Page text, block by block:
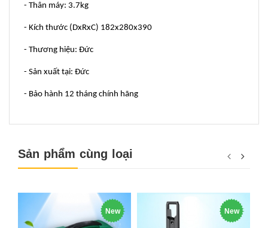
- Thân máy: 3.7kg
- Kích thước (DxRxC) 182x280x390
- Thương hiệu: Đức
- Sản xuất tại: Đức
- Bảo hành 12 tháng chính hãng
Sản phẩm cùng loại
New New